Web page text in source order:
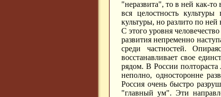
"неразвита", то в ней как-
вся целостность
культуры, но разлито по
С этого уровня
развития непременно
среди частностей.
восстанавливает свое
рядом. В России
неполно, односторонне
Россия очень быстро
"главный ум". Эти